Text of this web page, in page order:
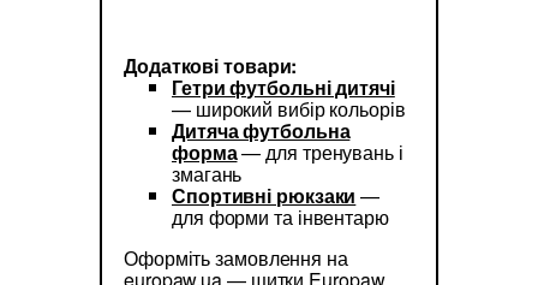
Додаткові товари:
Гетри футбольні дитячі
— широкий вибір кольорів
Дитяча футбольна
форма— для тренувань і
змагань
Спортивні рюкзаки —
для форми та інвентарю
Оформіть замовлення на